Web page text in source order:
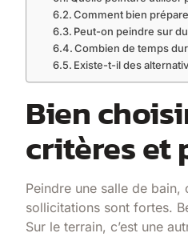
Comment bien
Peut-on peindre sur
Combien de temps
Existe-t-il des
Bien
critères et
Peindre une salle de bain,
sollicitations sont fortes.
Sur le terrain, c’est une